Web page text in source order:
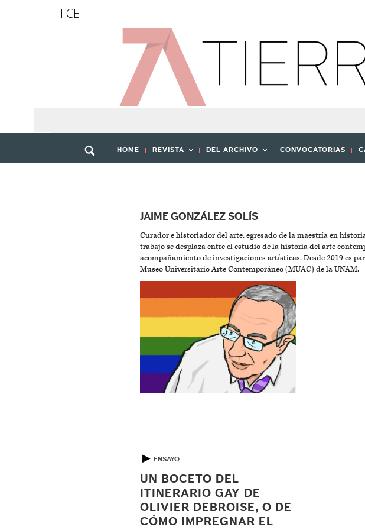
FCE
HOME REVISTA DEL ARCHIVO CONVOCATORIAS
JAIME GONZÁLEZ SOLÍS
Curador e historiador del arte, egresado de la maestría en
trabajo se desplaza entre el estudio de la historia del arte
acompañamiento de investigaciones artísticas. Desde 2019 es
Museo Universitario Arte Contemporáneo (MUAC) de la UNAM.
▶ ENSAYO
UN BOCETO DEL
ITINERARIO GAY DE
OLIVIER DEBROISE, O DE
CÓMO IMPREGNAR EL